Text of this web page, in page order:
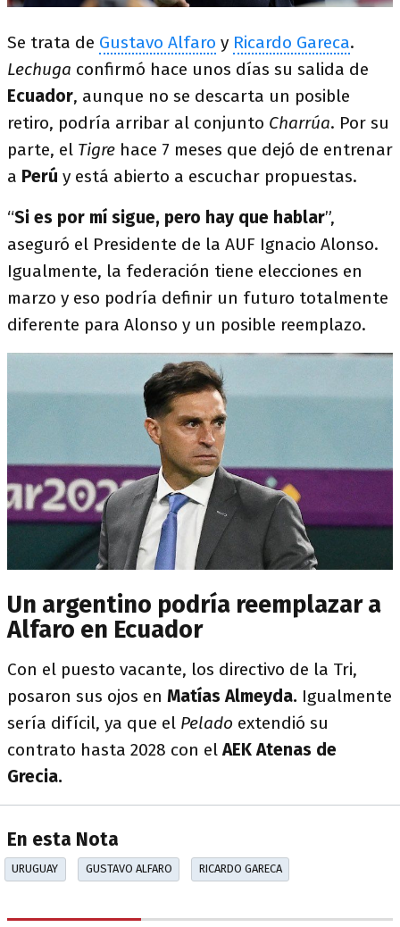
Se trata de Gustavo Alfaro y Ricardo Gareca.
Lechuga confirmó hace unos días su salida de
Ecuador, aunque no se descarta un posible
retiro, podría arribar al conjunto Charrúa. Por su
parte, el Tigre hace 7 meses que dejó de entrenar
a Perú y está abierto a escuchar propuestas.
“Si es por mí sigue, pero hay que hablar”,
aseguró el Presidente de la AUF Ignacio Alonso.
Igualmente, la federación tiene elecciones en
marzo y eso podría definir un futuro totalmente
diferente para Alonso y un posible reemplazo.
Un argentino podría reemplazar a
Alfaro en Ecuador
Con el puesto vacante, los directivo de la Tri,
posaron sus ojos en Matías Almeyda. Igualmente
sería difícil, ya que el Pelado extendió su
contrato hasta 2028 con elAEK Atenas de
Grecia.
En esta Nota
URUGUAY GUSTAVO ALFARO RICARDO GARECA